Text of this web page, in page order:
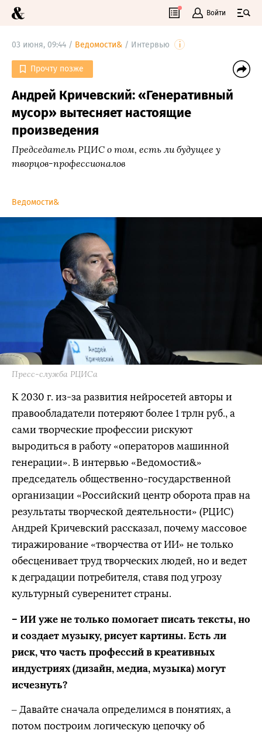
Войти
03 июня, 09:44 / Ведомости& / Интервью i
Прочту позже
Андрей Кричевский: «Генеративный
мусор» вытесняет настоящие
произведения
Председатель РЦИС о том, есть ли будущее у
творцов-профессионалов
Ведомости&
Пресс-служба РЦИСа
К 2030 г. из-за развития нейросетей авторы и
правообладатели потеряют более 1 трлн руб., а
сами творческие профессии рискуют
выродиться в работу «операторов машинной
генерации». В интервью «Ведомости&»
председатель общественно-государственной
организации «Российский центр оборота прав на
результаты творческой деятельности» (РЦИС)
Андрей Кричевский рассказал, почему массовое
тиражирование «творчества от ИИ» не только
обесценивает труд творческих людей, но и ведет
к деградации потребителя, ставя под угрозу
культурный суверенитет страны.
– ИИ уже не только помогает писать тексты, но
и создает музыку, рисует картины. Есть ли
риск, что часть профессий в креативных
индустриях (дизайн, медиа, музыка) могут
исчезнуть?
– Давайте сначала определимся в понятиях, а
потом построим логическую цепочку об